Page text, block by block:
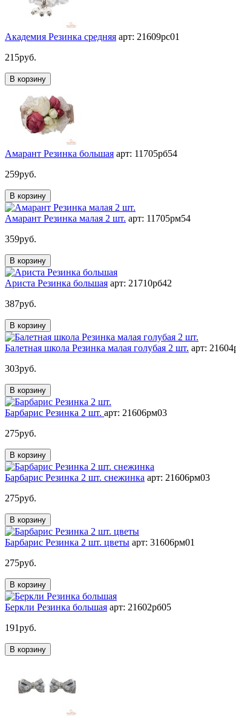
Академия Резинка средняя арт: 21609рс01
215руб.
В корзину
Амарант Резинка большая арт: 11705рб54
259руб.
В корзину
Амарант Резинка малая 2 шт. арт: 11705рм54
359руб.
В корзину
Ариста Резинка большая арт: 21710рб42
387руб.
В корзину
Балетная школа Резинка малая голубая 2 шт. арт:
303руб.
В корзину
Барбарис Резинка 2 шт. арт: 21606рм03
275руб.
В корзину
Барбарис Резинка 2 шт. снежинка арт: 21606рм03
275руб.
В корзину
Барбарис Резинка 2 шт. цветы арт: 31606рм01
275руб.
В корзину
Беркли Резинка большая арт: 21602рб05
191руб.
В корзину